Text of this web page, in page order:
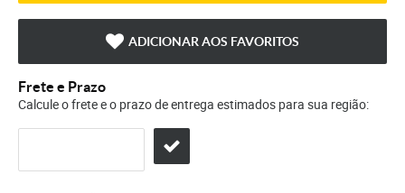
ADICIONAR AOS FAVORITOS
Frete e Prazo
Calcule o frete e o prazo de entrega estimados para sua região: